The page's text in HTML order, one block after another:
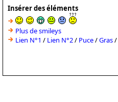
Insérer des éléments
Plus de smileys
Lien N°1 / Lien N°2/ Puce/Gras/